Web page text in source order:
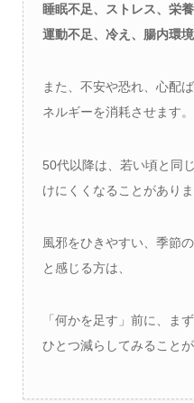
睡眠不足、ストレス、栄
運動不足、冷え、腸内環
また、不安や恐れ、心配
ネルギーを消耗させます。
50代以降は、若い頃と同
けにくくなることがありま
風邪をひきやすい、季節
と感じる方は、
「何かを足す」前に、ま
ひとつ減らしてみることが